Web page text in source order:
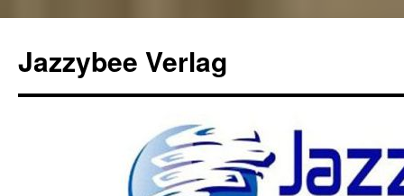
Jazzybee Verlag